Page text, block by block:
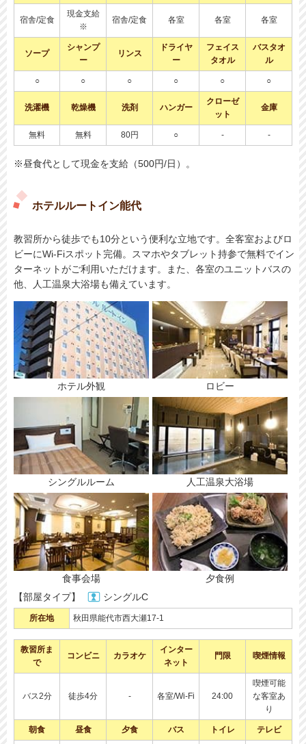
宿舎/定食
現金支給
※
宿舎/定食 各室 各室 各室
ソープ
シャンプ
ー
リンス
ドライヤ
ー
フェイス
タオル
バスタオ
ル
○ ○ ○ ○ ○ ○
洗濯機 乾燥機 洗剤 ハンガー
クローゼ
ット
金庫
無料 無料 80円 ○ - -
※昼食代として現金を支給（500円/日）。
ホテルルートイン能代
教習所から徒歩でも10分という便利な立地です。全客室およびロ
ビーにWi-Fiスポット完備。スマホやタブレット持参で無料でイン
ターネットがご利用いただけます。また、各室のユニットバスの
他、人工温泉大浴場も備えています。
ホテル外観 ロビー
シングルルーム 人工温泉大浴場
食事会場
夕食例
【部屋タイプ】
シングルC
所在地 秋田県能代市西大瀬17-1
教習所ま
で
コンビニ カラオケ
インター
ネット
門限 喫煙情報
バス2分 徒歩4分 - 各室/Wi-Fi 24:00
喫煙可能
な客室あ
り
朝食 昼食 夕食 バス トイレ テレビ